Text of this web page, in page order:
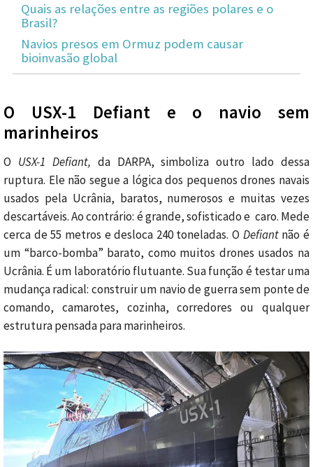
Quais as relações entre as regiões polares e o
Brasil?
Navios presos em Ormuz podem causar
bioinvasão global
O USX-1 Defiant e o navio sem
marinheiros
O USX-1 Defiant, da DARPA, simboliza outro lado dessa
ruptura. Ele não segue a lógica dos pequenos drones navais
usados pela Ucrânia, baratos, numerosos e muitas vezes
descartáveis. Ao contrário: é grande, sofisticado e caro. Mede
cerca de 55 metros e desloca 240 toneladas. O Defiantnão é
um “barco-bomba” barato, como muitos drones usados na
Ucrânia. É um laboratório flutuante. Sua função é testar uma
mudança radical: construir um navio de guerra sem ponte de
comando, camarotes, cozinha, corredores ou qualquer
estrutura pensada para marinheiros.